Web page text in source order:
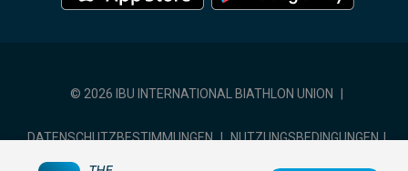
© 2026 IBU INTERNATIONAL BIATHLON UNION
DATENSCHUTZBESTIMMUNGEN | NUTZUNGSBEDINGUNGEN |